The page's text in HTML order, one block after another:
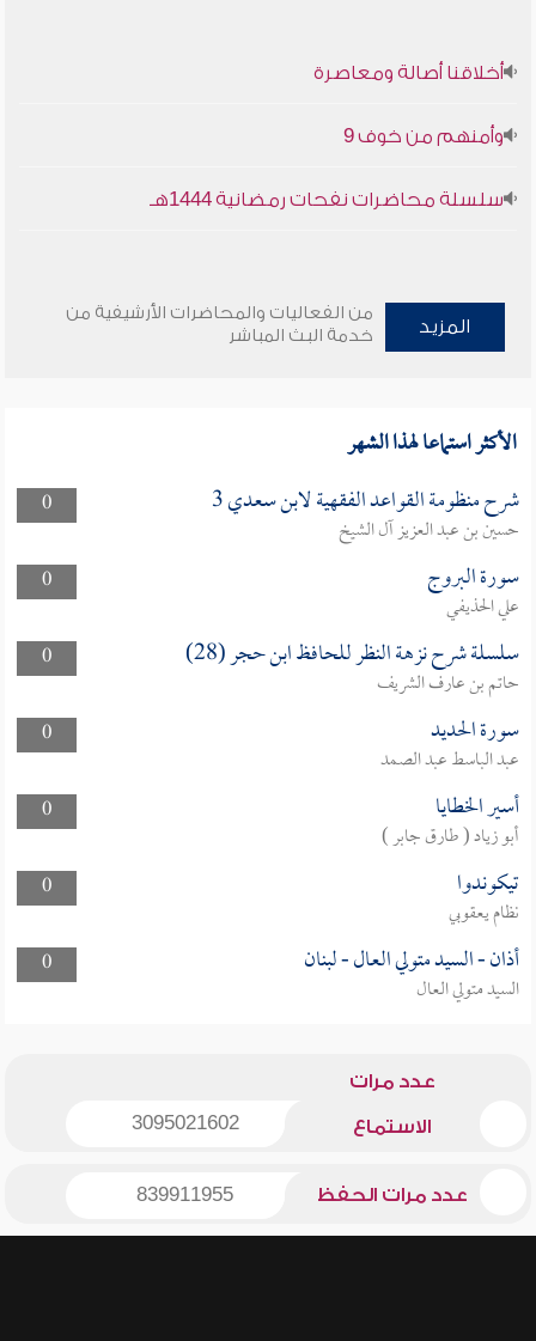
أخلاقنا أصالة ومعاصرة
وأمنهم من خوف 9
سلسلة محاضرات نفحات رمضانية 1444هـ
المزيد
من الفعاليات والمحاضرات الأرشيفية من
خدمة البث المباشر
الأكثر استماعا لهذا الشهر
0 شرح منظومة القواعد الفقهية لابن سعدي 3
حسين بن عبد العزيز آل الشيخ
0
سورة البروج
علي الحذيفي
0
سلسلة شرح نزهة النظر للحافظ ابن حجر (28)
حاتم بن عارف الشريف
0
سورة الحديد
عبد الباسط عبد الصمد
0
أسير الخطايا
أبو زياد ( طارق جابر )
0
تيكوندوا
نظام يعقوبي
0
أذان - السيد متولي العال - لبنان
السيد متولي العال
عدد مرات
الاستماع 3095021602
عدد مرات الحفظ 839911955